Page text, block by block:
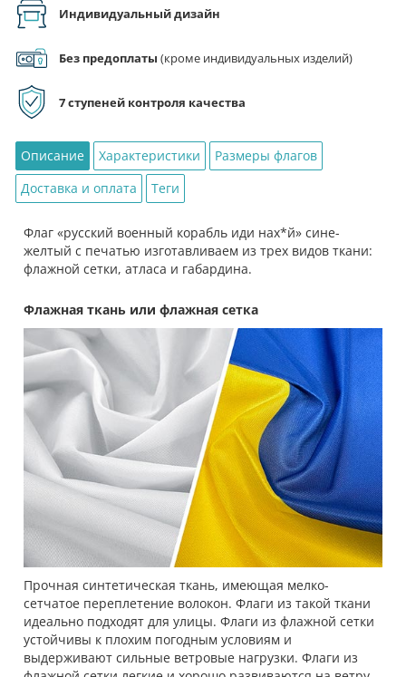
нах*й»
желтый
Индивидуальный дизайн
Без предоплаты (кроме индивидуальных изделий)
7 ступеней контроля качества
Описание Характеристики
Размеры флагов
Доставка и оплата
Теги
Флаг «русский военный корабль иди нах*й» сине-
желтый с печатью изготавливаем из трех видов ткани:
флажной сетки, атласа и габардина.
Флажная ткань или флажная сетка
Прочная синтетическая ткань, имеющая мелко-
сетчатое переплетение волокон. Флаги из такой ткани
идеально подходят для улицы. Флаги из флажной сетки
устойчивы к плохим погодным условиям и
выдерживают сильные ветровые нагрузки. Флаги из